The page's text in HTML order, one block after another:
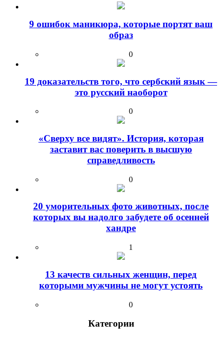
9 ошибок маникюра, которые портят ваш
образ
0
19 доказательств того, что сербский язык —
это русский наоборот
0
«Сверху все видят». История, которая
заставит вас поверить в высшую
справедливость
0
20 уморительных фото животных, после
которых вы надолго забудете об осенней
хандре
1
13 качеств сильных женщин, перед
которыми мужчины не могут устоять
0
Категории